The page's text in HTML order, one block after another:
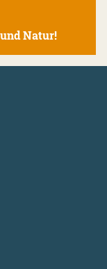
Natur!
scrollen